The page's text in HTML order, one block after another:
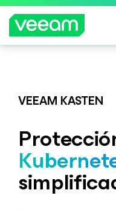
MÁS
RMA
CIÓN
plataforma. Control
EXPLORA AHORA
VEEAM KASTEN